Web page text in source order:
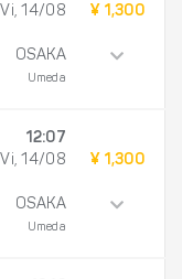
Vi, 14/08
OSAKA
Umeda
¥ 1,300
12:07
Vi, 14/08
OSAKA
Umeda
¥ 1,300